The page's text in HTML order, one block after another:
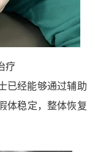
疗
已经能够通过辅助
体稳定，整体恢复